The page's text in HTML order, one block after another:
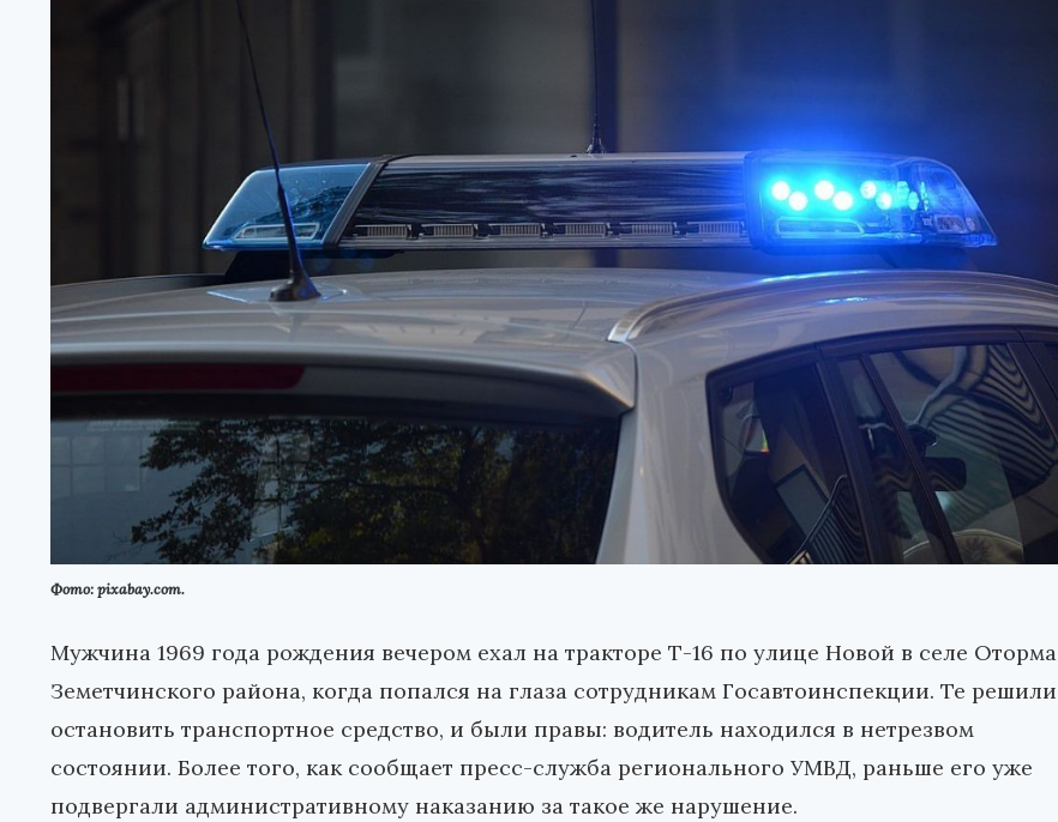
Фото: pixabay.com.
Мужчина 1969 года рождения вечером ехал на тракторе Т-16 по улице Новой в селе Оторма
Земетчинского района, когда попался на глаза сотрудникам Госавтоинспекции. Те решили
остановить транспортное средство, и были правы: водитель находился в нетрезвом
состоянии. Более того, как сообщает пресс-служба регионального УМВД, раньше его уже
подвергали административному наказанию за такое же нарушение.